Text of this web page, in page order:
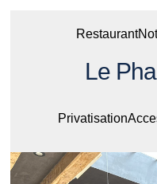
Restaurant
Le
Privatisation